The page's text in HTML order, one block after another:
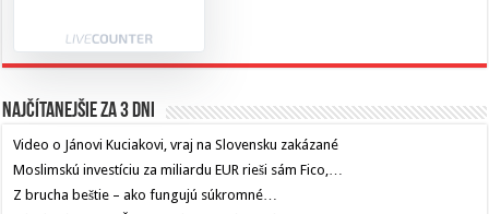
Najčítanejšie za 3 dni
Video o Jánovi Kuciakovi, vraj na Slovensku zakázané
Moslimskú investíciu za miliardu EUR rieši sám Fico,…
Z brucha beštie – ako fungujú súkromné…